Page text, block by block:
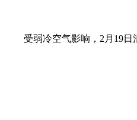
受弱冷空气影响，2月19日清